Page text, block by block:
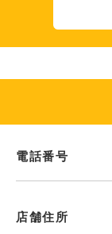
電話番号
店舗住所